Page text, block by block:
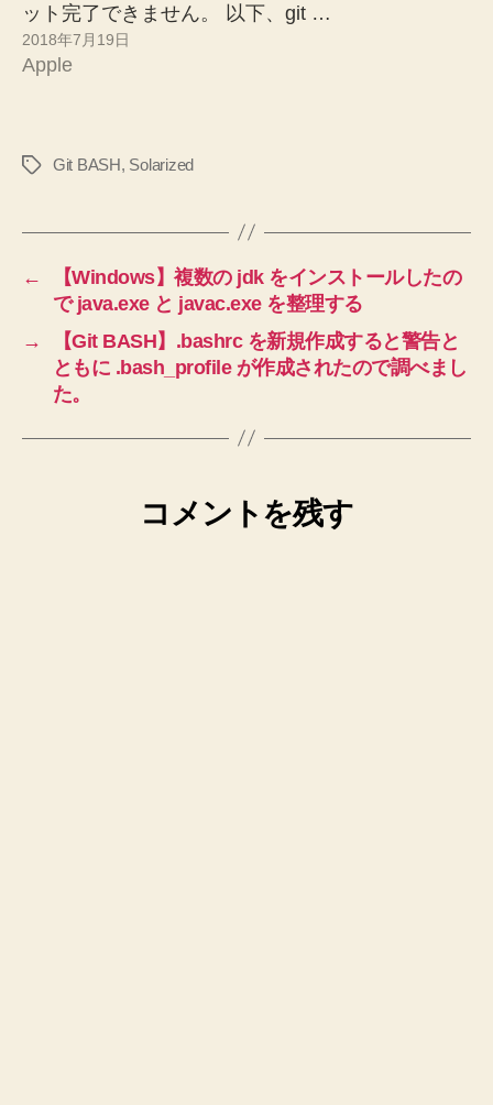
ット完了できません。 以下、git …
2018年7月19日
Apple
タ
Git BASH, Solarized
←
【Windows】複数の jdk をインストールしたの
で java.exe と javac.exe を整理する
→
【Git BASH】.bashrc を新規作成すると警告と
ともに .bash_profile が作成されたので調べまし
た。
コメントを残す